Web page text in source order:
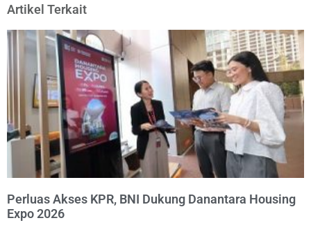
Artikel Terkait
Perluas Akses KPR, BNI Dukung Danantara Housing
Expo 2026